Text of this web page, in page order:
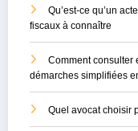
Qu’est-ce qu’un
fiscaux à connaître
Comment consulter
démarches simplifiées
Quel avocat choisir